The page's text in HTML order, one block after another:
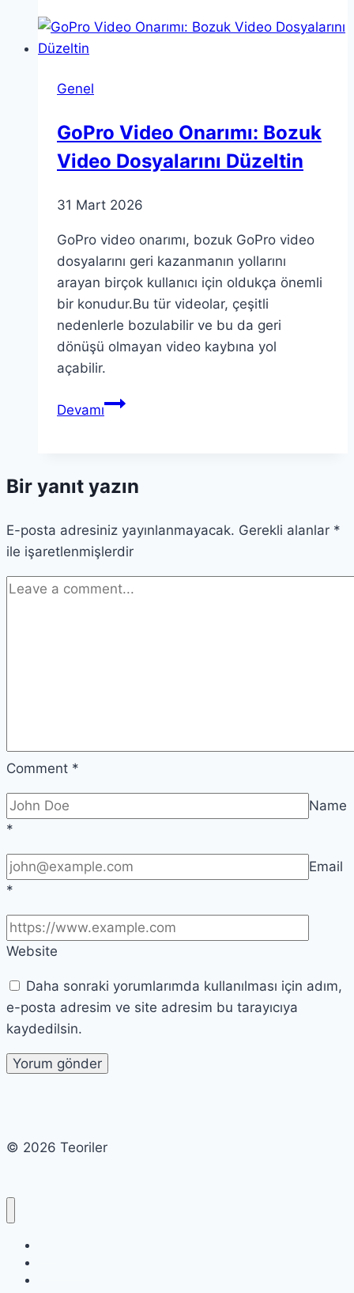
Güncelleme
Genel
GoPro Video Onarımı: Bozuk
Video Dosyalarını Düzeltin
31 Mart 2026
GoPro video onarımı, bozuk GoPro video
dosyalarını geri kazanmanın yollarını
arayan birçok kullanıcı için oldukça önemli
bir konudur.Bu tür videolar, çeşitli
nedenlerle bozulabilir ve bu da geri
dönüşü olmayan video kaybına yol
açabilir.
DevamıGoPro
Video
Düzeltin
Bir yanıt yazın
E-posta adresiniz yayınlanmayacak. Gerekli alanlar *
ile işaretlenmişlerdir
Comment *
Name
*
Email
*
Website
Daha sonraki yorumlarımda kullanılması için adım,
e-posta adresim ve site adresim bu tarayıcıya
kaydedilsin.
© 2026 Teoriler